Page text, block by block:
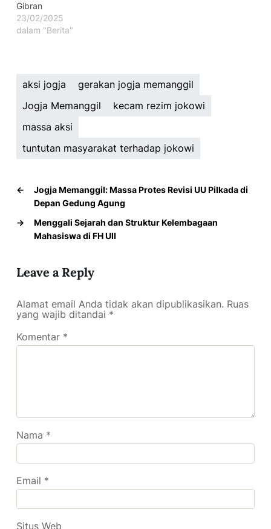
Gibran
23/02/2025
dalam "Berita"
aksi jogja
gerakan jogja memanggil
Jogja Memanggil
kecam rezim jokowi
massa aksi
tuntutan masyarakat terhadap jokowi
←
Jogja Memanggil: Massa Protes Revisi UU Pilkada di
Depan Gedung Agung
→
Menggali Sejarah dan Struktur Kelembagaan
Mahasiswa di FH UII
Leave a Reply
Alamat email Anda tidak akan dipublikasikan. Ruas
yang wajib ditandai *
Komentar *
Nama *
Email *
Situs Web